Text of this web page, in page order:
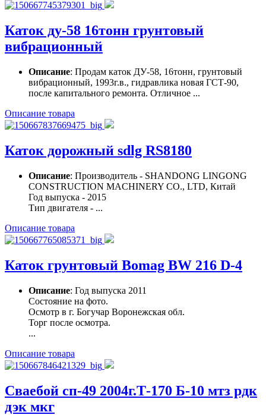
Каток ду-58 16тонн грунтовый
вибрационный
Описание: Продам каток ДУ-58, 16тонн, грунтовый
вибрационный, 1993г.в., гидравлика новая ГСТ-90,
после капитального ремонта. Отличное ...
Описание товара
Каток дорожный sdlg RS8180
Описание: Производитель - SHANDONG LINGONG
CONSTRUCTION MACHINERY CO., LTD, Китай
Год выпуска - 2015
Тип двигателя - ...
Описание товара
Каток грунтовый Bomag BW 216 D-4
Описание: Год выпуска 2011
Состояние на фото.
Осмотр в г. Богучар Воронежская обл.
Торг после осмотра.
...
Описание товара
Сваебой сп-49 2004г.Т-170 Б-10 мтз рдк
дэк мкг